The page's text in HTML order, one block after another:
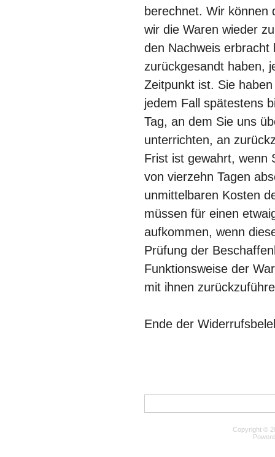
berechnet. Wir können
wir die Waren wieder
den Nachweis erbracht
zurückgesandt haben,
Zeitpunkt ist. Sie
jedem Fall spätestens
Tag, an dem Sie uns
unterrichten, an
Frist ist gewahrt, wenn
von vierzehn Tagen
unmittelbaren Kosten
müssen für einen
aufkommen, wenn
Prüfung der
Funktionsweise der
mit ihnen
Ende der
Copyright ©